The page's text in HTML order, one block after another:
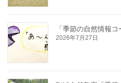
「季節の自然情報コ
2026年7月27日